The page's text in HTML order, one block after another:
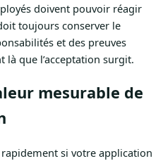
doivent pouvoir réagir
toujours conserver le
et des preuves
là que l’acceptation surgit.
mesurable de
si votre application